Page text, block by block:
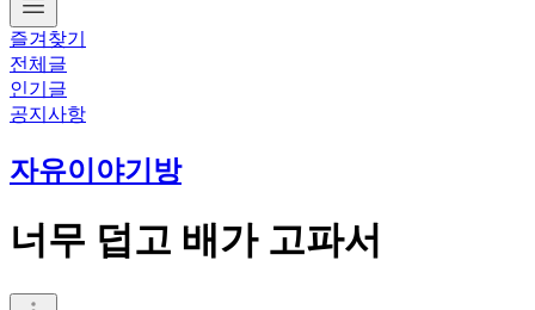
즐겨찾기
전체글
인기글
공지사항
자유이야기방
너무 덥고 배가 고파서